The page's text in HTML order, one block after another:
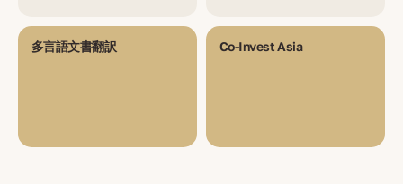
多言語文書翻訳 Co-Invest Asia